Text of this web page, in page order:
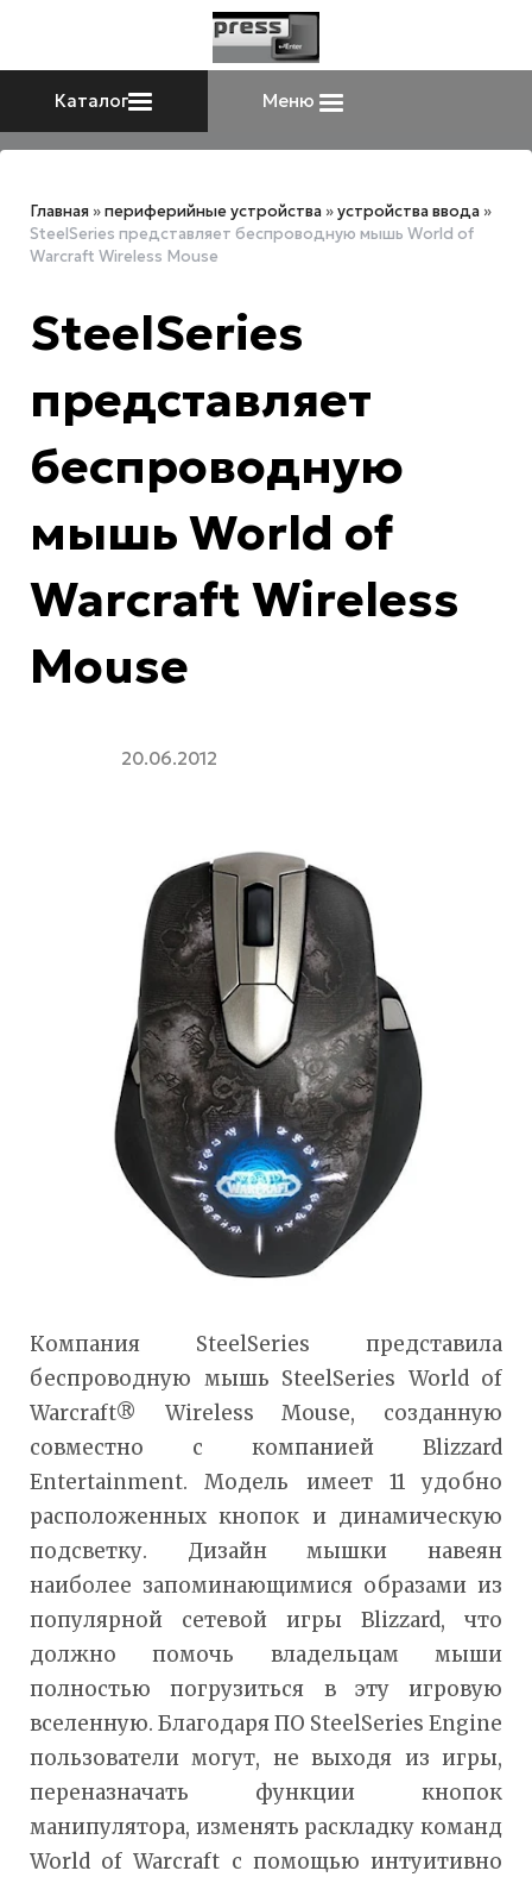
Каталог Меню
Главная »периферийные устройства »устройства ввода »
SteelSeries представляет беспроводную мышь World of
Warcraft Wireless Mouse
SteelSeries
представляет
беспроводную
мышь World of
Warcraft Wireless
Mouse
20.06.2012
Компания SteelSeries представила
беспроводную мышь SteelSeries World of
Warcraft® Wireless Mouse, созданную
совместно с компанией Blizzard
Entertainment. Модель имеет 11 удобно
расположенных кнопок и динамическую
подсветку. Дизайн мышки навеян
наиболее запоминающимися образами из
популярной сетевой игры Blizzard, что
должно помочь владельцам мыши
полностью погрузиться в эту игровую
вселенную. Благодаря ПО SteelSeries Engine
пользователи могут, не выходя из игры,
переназначать функции кнопок
манипулятора, изменять раскладку команд
World of Warcraft с помощью интуитивно